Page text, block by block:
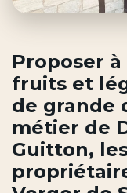
Proposer
fruits et
de grande
métier de
Guitton,